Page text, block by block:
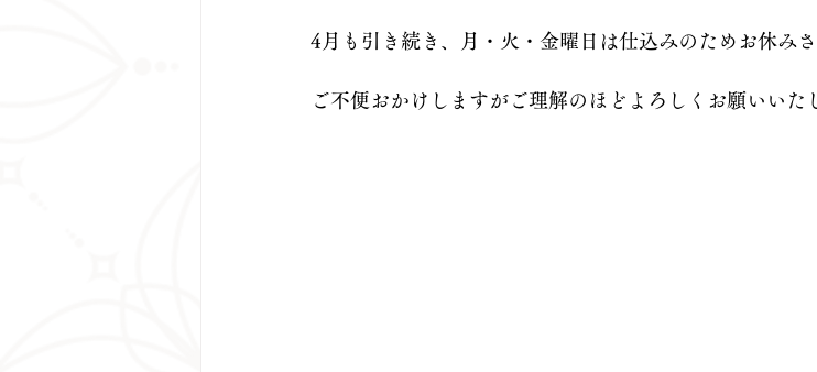
4月も引き続き、月・火・金曜日は仕込みのためお休みさ
ご不便おかけしますがご理解のほどよろしくお願いいた